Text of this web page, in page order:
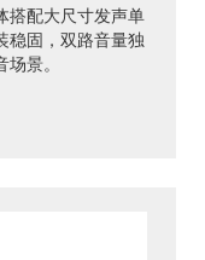
搭配大尺寸发声单
稳固，双路音量独
景。